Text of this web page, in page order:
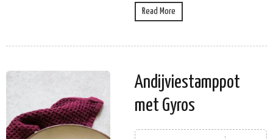
Read More
Andijviestamppot
met Gyros